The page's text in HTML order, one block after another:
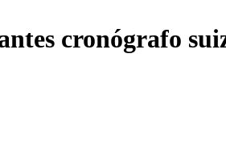
cronógrafo